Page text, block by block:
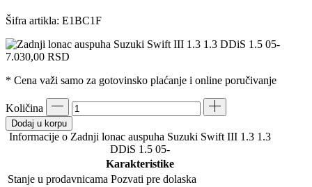
Šifra artikla: E1BC1F
7.030,00 RSD
* Cena važi samo za gotovinsko plaćanje i online poručivanje
Količina
Dodaj u korpu
Informacije o Zadnji lonac auspuha Suzuki Swift III 1.3 1.3
DDiS 1.5 05-
Karakteristike
Stanje u prodavnicama Pozvati pre dolaska